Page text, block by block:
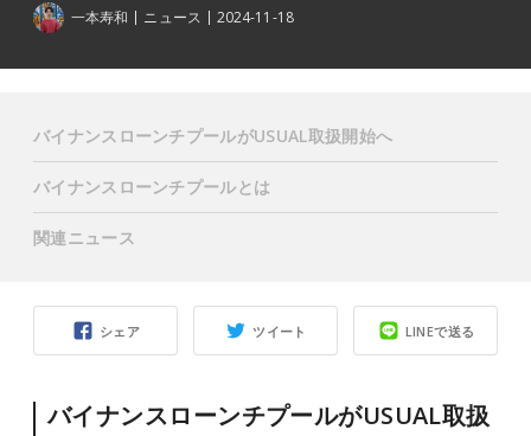
一本寿和 ニュース 2024-11-18
シェア ツイート LINEで送る
バイナンスローンチプールがUSUAL取扱
バイナンスローンチプールがUSUAL取扱開始へ
バイナンスローンチプールとは
関連ニュース